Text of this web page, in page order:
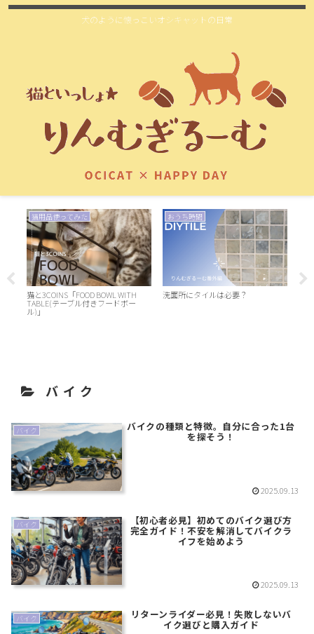
犬のように懐っこいオシキャットの日常
猫用品使ってみた
猫と3COINS「FOOD BOWL WITH
TABLE(テーブル付きフードボー
ル)」
おうち時間
洗面所にタイルは必要？
バイク
バイク バイクの種類と特徴。自分に合った1台
を探そう！
2025.09.13
バイク 【初心者必見】初めてのバイク選び方
完全ガイド！不安を解消してバイクラ
イフを始めよう
2025.09.13
バイク リターンライダー必見！失敗しないバ
イク選びと購入ガイド